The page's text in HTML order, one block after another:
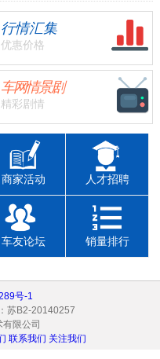
行情汇集
优惠价格
车网情景剧
精彩剧情
商家活动 人才招聘
车友论坛 销量排行
号-1
苏B2-20140257
限公司
联系我们 关注我们